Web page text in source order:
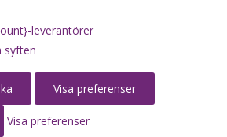
leverantörer
syften
Visa preferenser
Visa preferenser